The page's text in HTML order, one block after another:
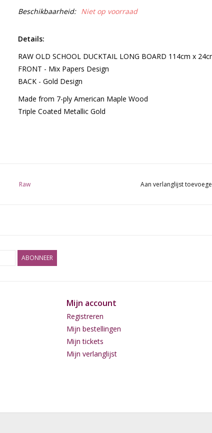
Beschikbaarheid: Niet op voorraad
Details:
RAW OLD SCHOOL DUCKTAIL LONG BOARD 114cm x
FRONT - Mix Papers Design
BACK - Gold Design
Made from 7-ply American Maple Wood
Triple Coated Metallic Gold
Raw Aan verlanglijst
ABONNEER
Mijn account
Registreren
Mijn bestellingen
Mijn tickets
Mijn verlanglijst